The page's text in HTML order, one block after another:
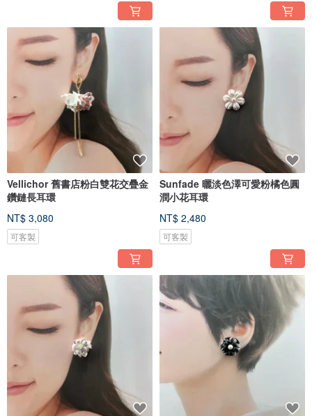
Vellichor 舊書店粉白雙花交疊金
鑽鏈長耳環
NT$ 3,080
可客製
Sunfade 曬淡色澤可愛粉橘色圓
潤小花耳環
NT$ 2,480
可客製